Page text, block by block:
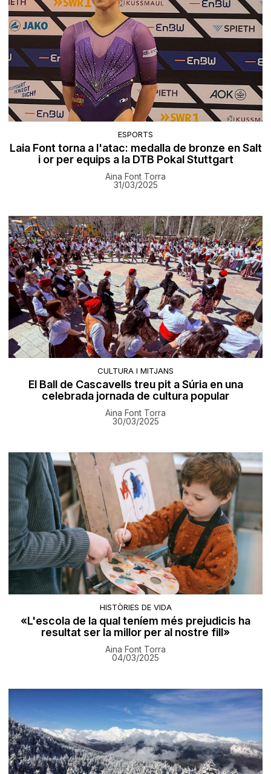
ESPORTS
Laia Font torna a l'atac: medalla de bronze en Salt
i or per equips a la DTB Pokal Stuttgart
Aina Font Torra
31/03/2025
CULTURA I MITJANS
El Ball de Cascavells treu pit a Súria en una
celebrada jornada de cultura popular
Aina Font Torra
30/03/2025
HISTÒRIES DE VIDA
«L'escola de la qual teníem més prejudicis ha
resultat ser la millor per al nostre fill»
Aina Font Torra
04/03/2025